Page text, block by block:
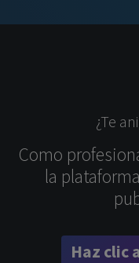
¿Te
Como
la
Haz clic